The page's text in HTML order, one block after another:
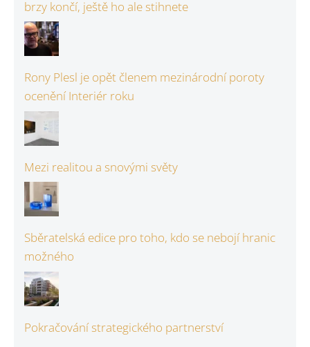
brzy končí, ještě ho ale stihnete
Rony Plesl je opět členem mezinárodní poroty
ocenění Interiér roku
Mezi realitou a snovými světy
Sběratelská edice pro toho, kdo se nebojí hranic
možného
Pokračování strategického partnerství